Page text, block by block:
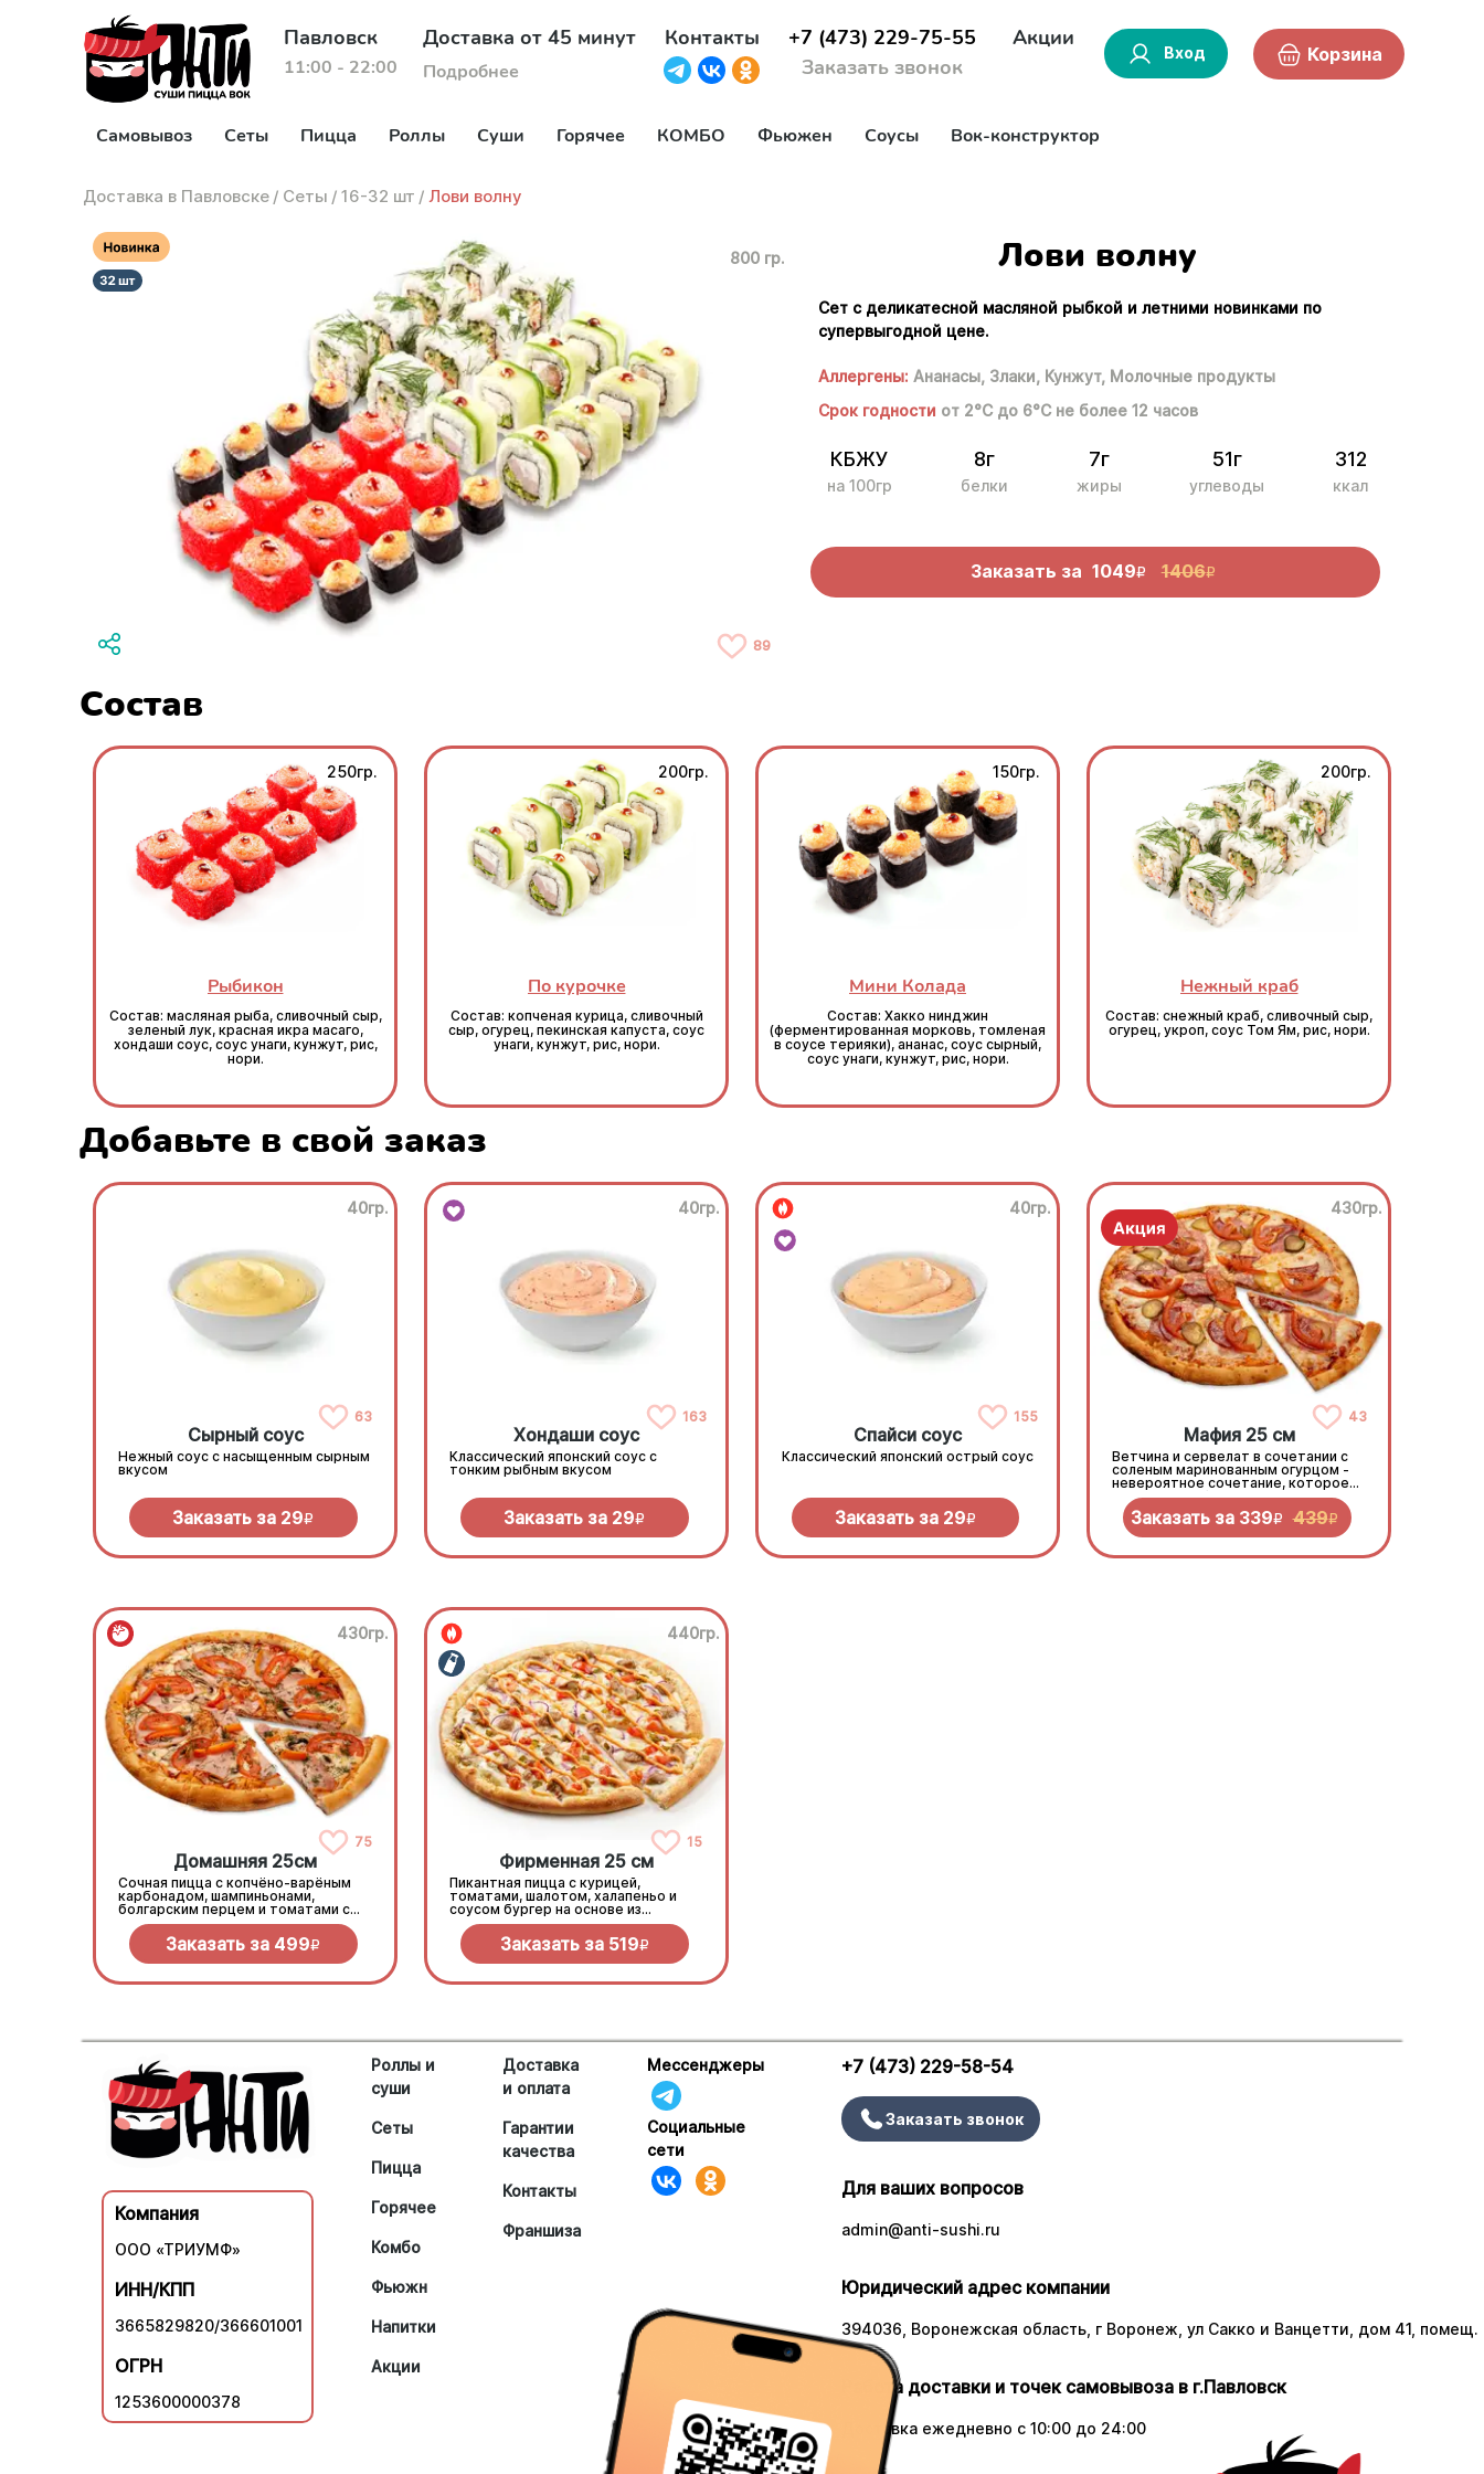
Павловск
11:00 - 22:00
Доставка от 45 минут
Подробнее
Контакты
+7 (473) 229-75-55
Заказать звонок
Акции
Вход Корзина
Самовывоз Сеты Пицца Роллы Суши Горячее КОМБО Фьюжен Соусы Вок-конструктор
Доставка в Павловске / Сеты / 16-32 шт / Лови волну
800 гр.
89
Лови волну
Сет с деликатесной масляной рыбкой и летними новинками по
супервыгодной цене.
Аллергены: Ананасы, Злаки, Кунжут, Молочные продукты
Срок годности от 2°С до 6°С не более 12 часов
КБЖУ
на 100гр
8г
белки
7г
жиры
51г
углеводы
312
ккал
Заказать за 1049R 1406R
Состав
250гр.
Рыбикон
Состав: масляная рыба, сливочный сыр,
зеленый лук, красная икра масаго,
хондаши соус, соус унаги, кунжут, рис,
нори.
200гр.
По курочке
Состав: копченая курица, сливочный
сыр, огурец, пекинская капуста, соус
унаги, кунжут, рис, нори.
150гр.
Мини Колада
Состав: Хакко нинджин
(ферментированная морковь, томленая
в соусе терияки), ананас, соус сырный,
соус унаги, кунжут, рис, нори.
200гр.
Нежный краб
Состав: снежный краб, сливочный сыр,
огурец, укроп, соус Том Ям, рис, нори.
Добавьте в свой заказ
40гр.
63
Сырный соус
Нежный соус с насыщенным сырным
вкусом
Заказать за 29R
40гр.
163
Хондаши соус
Классический японский соус с
тонким рыбным вкусом
Заказать за 29R
40гр.
155
Спайси соус
Классический японский острый соус
Заказать за 29R
430гр.
43
Мафия 25 см
Ветчина и сервелат в сочетании с
соленым маринованным огурцом -
невероятное сочетание, которое
нужно попробовать!
Заказать за 339R 439R
430гр.
75
Домашняя 25см
Сочная пицца с копчёно-варёным
карбонадом, шампиньонами,
болгарским перцем и томатами с
зеленью под моцареллой
Заказать за 499R
440гр.
15
Фирменная 25 см
Пикантная пицца с курицей,
томатами, шалотом, халапеньо и
соусом бургер на основе из
сливочного соуса и моцареллы.
Заказать за 519R
Компания
ООО «ТРИУМФ»
ИНН/КПП
3665829820/366601001
ОГРН
1253600000378
Роллы и
суши
Сеты
Пицца
Горячее
Комбо
Фьюжн
Напитки
Акции
Доставка
и оплата
Гарантии
качества
Контакты
Франшиза
Мессенджеры
Социальные
сети
+7 (473) 229-58-54
Заказать звонок
Для ваших вопросов
admin@anti-sushi.ru
Юридический адрес компании
394036, Воронежская область, г Воронеж, ул Сакко и Ванцетти, дом 41, помещ.
Работа доставки и точек самовывоза в г.Павловск
Доставка ежедневно с 10:00 до 24:00